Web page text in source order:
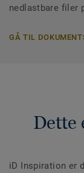
nedlastbare filer
GÅ TIL
Dette
iD Inspiration er